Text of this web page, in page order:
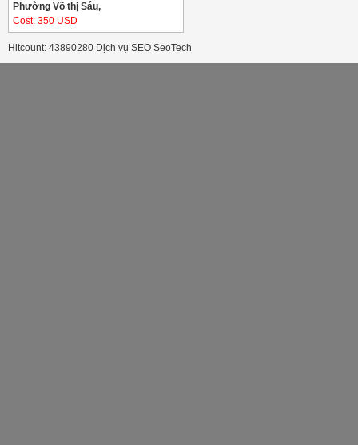
Phường Võ thị Sáu,
Cost: 350 USD
Hitcount: 43890280 Dịch vụ SEO SeoTech